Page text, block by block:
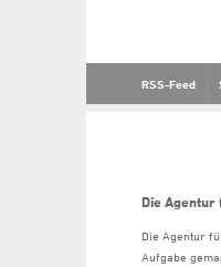
RSS-Feed
Die
Die Agentur
Aufgabe